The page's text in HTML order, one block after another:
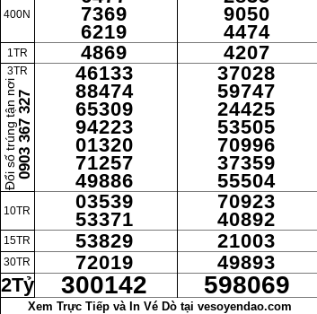
400N
1TR
3TR
Đổi số trúng tận nơi0903 367 327
10TR
15TR
30TR
2Tỷ
7369
6219
4869
46133
88474
65309
94223
01320
71257
49886
03539
53371
53829
72019
300142
9050
4474
4207
37028
59747
24425
53505
70996
37359
55504
70923
40892
21003
49893
598069
Xem Trực Tiếp và In Vé Dò tại vesoyendao.com